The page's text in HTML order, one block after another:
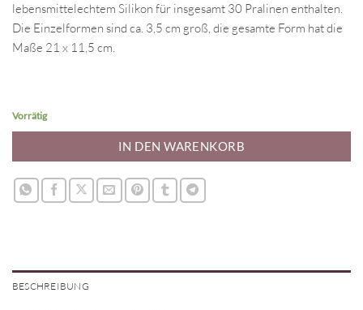
lebensmittelechtem Silikon für insgesamt 30 Pralinen enthalten.
Die Einzelformen sind ca. 3,5 cm groß, die gesamte Form hat die
Maße 21 x 11,5 cm.
Vorrätig
IN DEN WARENKORB
BESCHREIBUNG